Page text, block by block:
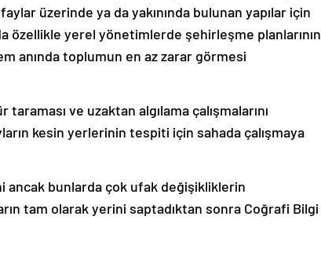
üzerinde ya da yakınında bulunan yapılar için
özellikle yerel yönetimlerde şehirleşme planlarının
anında toplumun en az zarar görmesi
ve uzaktan algılama çalışmalarını
kesin yerlerinin tespiti için sahada çalışmaya
ancak bunlarda çok ufak değişikliklerin
tam olarak yerini saptadıktan sonra Coğrafi Bilgi